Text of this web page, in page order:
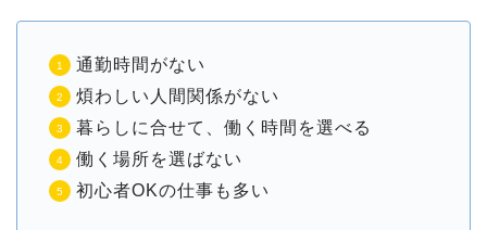
通勤時間がない
煩わしい人間関係がない
暮らしに合せて、働く時間を選べる
働く場所を選ばない
初心者OKの仕事も多い